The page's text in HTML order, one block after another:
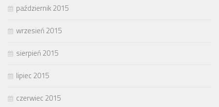
październik 2015
wrzesień 2015
sierpień 2015
lipiec 2015
czerwiec 2015